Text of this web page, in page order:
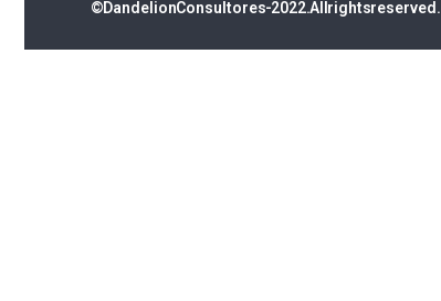
© Dandelion Consultores - 2022. All rights reserved.